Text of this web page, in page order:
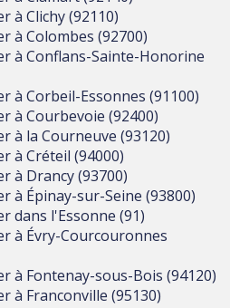
à Clichy (92110)
à Colombes (92700)
à Conflans-Sainte-Honorine
à Corbeil-Essonnes (91100)
à Courbevoie (92400)
à la Courneuve (93120)
à Créteil (94000)
à Drancy (93700)
à Épinay-sur-Seine (93800)
dans l'Essonne (91)
à Évry-Courcouronnes
à Fontenay-sous-Bois (94120)
à Franconville (95130)